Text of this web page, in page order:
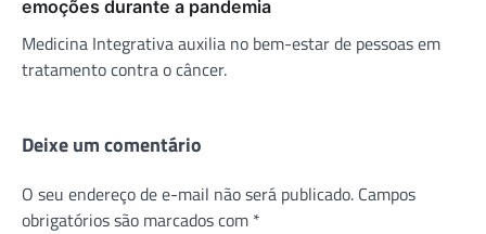
emoções durante a pandemia
Medicina Integrativa auxilia no bem-estar de pessoas em
tratamento contra o câncer.
Deixe um comentário
O seu endereço de e-mail não será publicado. Campos
obrigatórios são marcados com *